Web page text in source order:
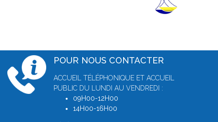
POUR NOUS CONTACTER
ACCUEIL TÉLÉPHONIQUE ET ACCUEIL
PUBLIC DU LUNDI AU VENDREDI :
09H00-12H00
14H00-16H00